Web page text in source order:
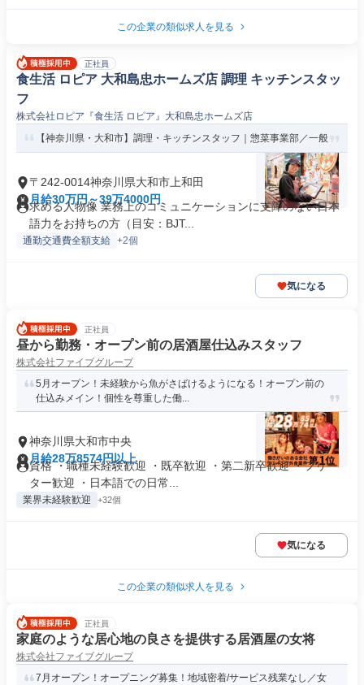
この企業の類似求人を見る
正社員
食生活 ロピア 大和島忠ホームズ店 調理 キッチンスタッ
フ
株式会社ロピア『食生活 ロピア』大和島忠ホームズ店
【神奈川県・大和市】調理・キッチンスタッフ｜惣菜事業部／一般
〒242-0014神奈川県大和市上和田
月給30万円～39万4000円
求める人物像 業務上のコミュニケーションに支障のない日本
語力をお持ちの方（目安：BJT...
通勤交通費全額支給 +2個
気になる
正社員
昼から勤務・オープン前の居酒屋仕込みスタッフ
株式会社ファイブグループ
5月オープン！未経験から魚がさばけるようになる！オープン前の
仕込みメイン！個性を尊重した働...
神奈川県大和市中央
月給28万8574円以上
資格 ・職種未経験歓迎 ・既卒歓迎 ・第二新卒歓迎 ・フリー
ター歓迎 ・日本語での日常...
業界未経験歓迎 +32個
気になる
この企業の類似求人を見る
正社員
家庭のような居心地の良さを提供する居酒屋の女将
株式会社ファイブグループ
7月オープン！オープニング募集！地域密着/サービス残業なし／女